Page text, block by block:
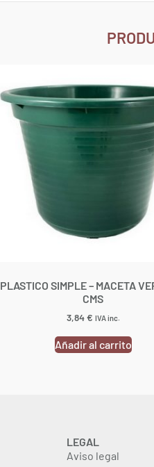
PLASTICO SIMPLE – MACETA
CMS
3,84€ IVA inc.
Añadir al carrito
LEGAL
Aviso legal